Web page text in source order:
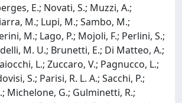
E.; Novati, S.; Muzzi, A.;
M.; Lupi, M.; Sambo, M.;
M.; Lago, P.; Mojoli, F.; Perlini, S.;
M. U.; Brunetti, E.; Di Matteo, A.;
L.; Zuccaro, V.; Pagnucco, L.;
S.; Parisi, R. L. A.; Sacchi, P.;
Michelone, G.; Gulminetti, R.;